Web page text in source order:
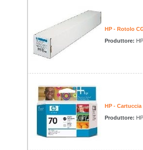
HP - Rotolo
Produttore: HP
HP - Cartuccia
Produttore: HP